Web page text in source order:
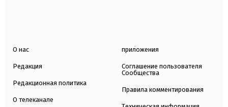
О нас
Редакция
Редакционная политика
О телеканале
приложения
Соглашение пользователя
Сообщества
Правила комментирования